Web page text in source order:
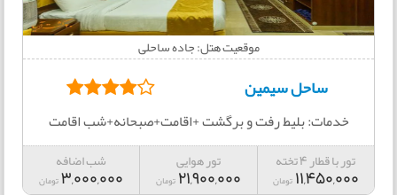
موقعیت هتل: جاده ساحلی
ساحل سیمین
خدمات: بلیط رفت و برگشت +اقامت+صبحانه+شب اقامت
تور با قطار 4 تخته
11,450,000 تومان
تور هوایی
21,900,000تومان
شب اضافه
3,000,000تومان